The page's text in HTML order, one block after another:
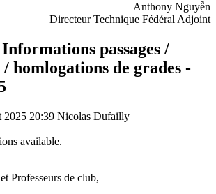
Anthony Nguyễn
Directeur Technique Fédéral Adjoint
passages /
homlogations de grades -
2025 20:39 Nicolas Dufailly
available.
Professeurs de club,